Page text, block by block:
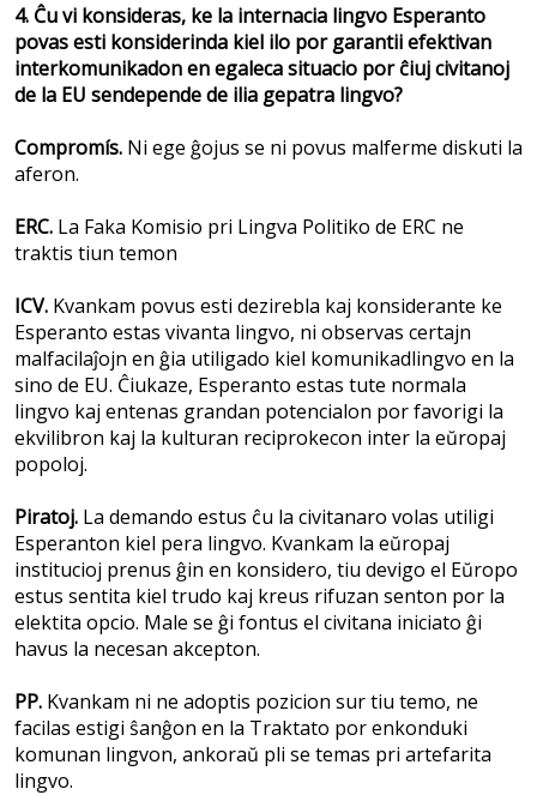
4. Ĉu vi konsideras, ke la internacia lingvo Esperanto
povas esti konsiderinda kiel ilo por garantii efektivan
interkomunikadon en egaleca situacio por ĉiuj civitanoj
de la EU sendepende de ilia gepatra lingvo?
Compromís. Ni ege ĝojus se ni povus malferme diskuti la
aferon.
ERC. La Faka Komisio pri Lingva Politiko de ERC ne
traktis tiun temon
ICV. Kvankam povus esti dezirebla kaj konsiderante ke
Esperanto estas vivanta lingvo, ni observas certajn
malfacilaĵojn en ĝia utiligado kiel komunikadlingvo en la
sino de EU. Ĉiukaze, Esperanto estas tute normala
lingvo kaj entenas grandan potencialon por favorigi la
ekvilibron kaj la kulturan reciprokecon inter la eŭropaj
popoloj.
Piratoj. La demando estus ĉu la civitanaro volas utiligi
Esperanton kiel pera lingvo. Kvankam la eŭropaj
institucioj prenus ĝin en konsidero, tiu devigo el Eŭropo
estus sentita kiel trudo kaj kreus rifuzan senton por la
elektita opcio. Male se ĝi fontus el civitana iniciato ĝi
havus la necesan akcepton.
PP. Kvankam ni ne adoptis pozicion sur tiu temo, ne
facilas estigi ŝanĝon en la Traktato por enkonduki
komunan lingvon, ankoraŭ pli se temas pri artefarita
lingvo.